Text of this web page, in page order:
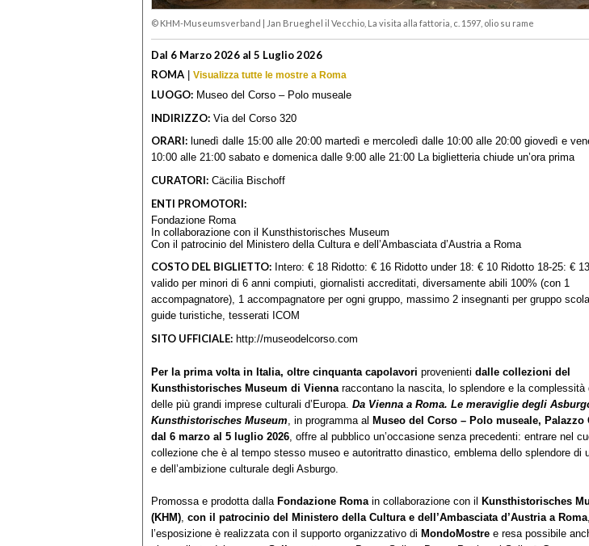
© KHM-Museumsverband Jan Brueghel il Vecchio, La visita alla fattoria, c. 1597, olio su rame
Dal 6 Marzo 2026 al 5 Luglio 2026
ROMA | Visualizza tutte le mostre a Roma
LUOGO: Museo del Corso – Polo museale
INDIRIZZO: Via del Corso 320
ORARI: lunedì dalle 15:00 alle 20:00 martedì e mercoledì dalle 10:00 alle 20:00 giovedì e
10:00 alle 21:00 sabato e domenica dalle 9:00 alle 21:00 La biglietteria chiude un’ora prima
CURATORI: Cäcilia Bischoff
ENTI PROMOTORI:
Fondazione Roma
In collaborazione con il Kunsthistorisches Museum
Con il patrocinio del Ministero della Cultura e dell’Ambasciata d’Austria a Roma
COSTO DEL BIGLIETTO: Intero: € 18 Ridotto: € 16 Ridotto under 18: € 10 Ridotto 18-25: €
valido per minori di 6 anni compiuti, giornalisti accreditati, diversamente abili 100% (con 1
accompagnatore), 1 accompagnatore per ogni gruppo, massimo 2 insegnanti per gruppo
guide turistiche, tesserati ICOM
SITO UFFICIALE: http://museodelcorso.com
Per la prima volta in Italia, oltre cinquanta capolavori provenienti dalle collezioni del
Kunsthistorisches Museum di Viennaraccontano la nascita, lo splendore e la complessità
delle più grandi imprese culturali d’Europa. Da Vienna a Roma. Le meraviglie degli
Kunsthistorisches Museum, in programma al Museo del Corso – Polo museale, Palazzo
dal 6 marzo al 5 luglio 2026, offre al pubblico un’occasione senza precedenti: entrare nel
collezione che è al tempo stesso museo e autoritratto dinastico, emblema dello splendore di
e dell’ambizione culturale degli Asburgo.
Promossa e prodotta dalla Fondazione Romain collaborazione con il
Kunsthistorisches
(KHM), con il patrocinio del Ministero della Cultura e dell’Ambasciata d’Austria a Roma,
l’esposizione è realizzata con il supporto organizzativo di MondoMostre e resa possibile